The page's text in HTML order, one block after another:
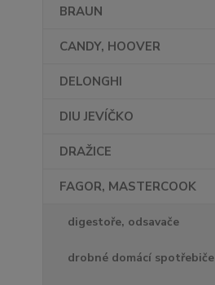
BRAUN
CANDY, HOOVER
DELONGHI
DIU JEVÍČKO
DRAŽICE
FAGOR, MASTERCOOK
digestoře, odsavače
drobné domácí spotřebiče